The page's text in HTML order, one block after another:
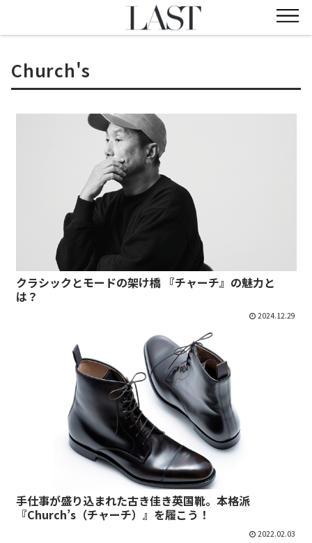
Church's
クラシックとモードの架け橋 『チャーチ』の魅力と
は？
2024.12.29
手仕事が盛り込まれた古き佳き英国靴。本格派
『Church’s（チャーチ）』を履こう！
2022.02.03